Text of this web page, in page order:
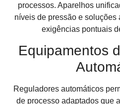
processos. Aparelhos
níveis de pressão e soluções
exigências pontuais
Equipamentos
Reguladores automáticos
de processo adaptados que